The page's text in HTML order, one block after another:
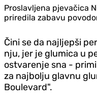
Proslavljena pjevačica
priredila zabavu
Čini se da najljepši
nju, jer je glumica u
ostvarenje sna -
za najbolju glavnu
Boulevard".